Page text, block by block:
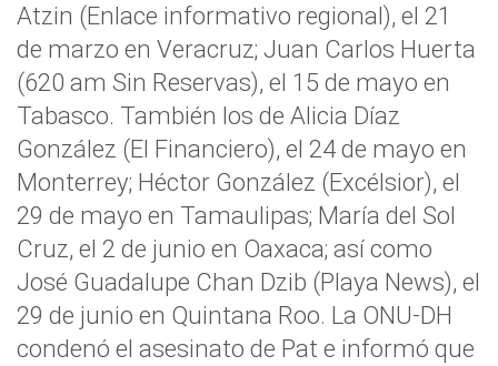
Atzin (Enlace informativo regional), el 21
de marzo en Veracruz; Juan Carlos Huerta
(620 am Sin Reservas), el 15 de mayo en
Tabasco. También los de Alicia Díaz
González (El Financiero), el 24 de mayo en
Monterrey; Héctor González (Excélsior), el
29 de mayo en Tamaulipas; María del Sol
Cruz, el 2 de junio en Oaxaca; así como
José Guadalupe Chan Dzib (Playa News), el
29 de junio en Quintana Roo. La ONU-DH
condenó el asesinato de Pat e informó que